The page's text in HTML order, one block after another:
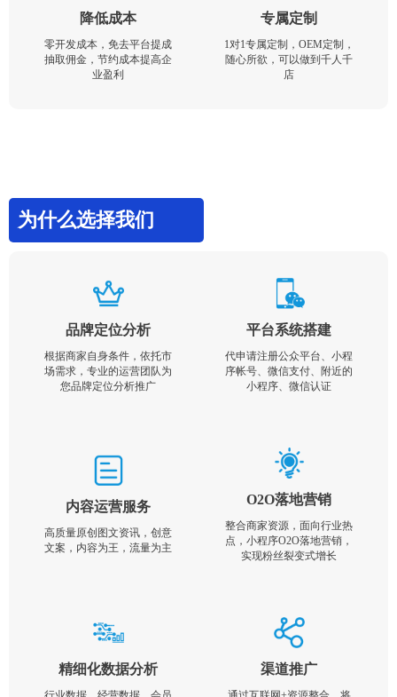
降低成本
零开发成本，免去平台提成
抽取佣金，节约成本提高企
业盈利
专属定制
1对1专属定制，OEM定制，
随心所欲，可以做到千人千
店
为什么选择我们
品牌定位分析
根据商家自身条件，依托市
场需求，专业的运营团队为
您品牌定位分析推广
平台系统搭建
代申请注册公众平台、小程
序帐号、微信支付、附近的
小程序、微信认证
内容运营服务
高质量原创图文资讯，创意
文案，内容为王，流量为主
O2O落地营销
整合商家资源，面向行业热
点，小程序O2O落地营销，
实现粉丝裂变式增长
精细化数据分析 渠道推广